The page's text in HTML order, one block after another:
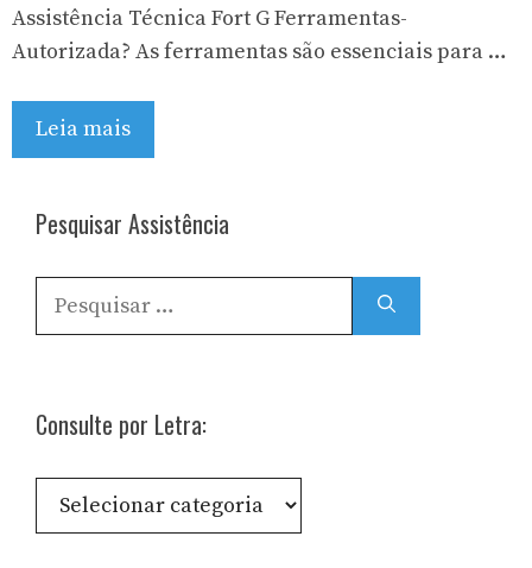
Assistência Técnica Fort G Ferramentas-
Autorizada? As ferramentas são essenciais para …
Leia mais
Pesquisar Assistência
Pesquisar
por:
Consulte por Letra:
Consulte